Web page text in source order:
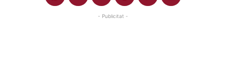
- Publicitat -